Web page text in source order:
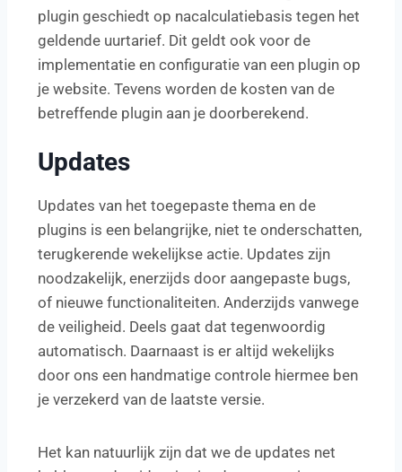
plugin geschiedt op nacalculatiebasis tegen het
geldende uurtarief. Dit geldt ook voor de
implementatie en configuratie van een plugin op
je website. Tevens worden de kosten van de
betreffende plugin aan je doorberekend.
Updates
Updates van het toegepaste thema en de
plugins is een belangrijke, niet te onderschatten,
terugkerende wekelijkse actie. Updates zijn
noodzakelijk, enerzijds door aangepaste bugs,
of nieuwe functionaliteiten. Anderzijds vanwege
de veiligheid. Deels gaat dat tegenwoordig
automatisch. Daarnaast is er altijd wekelijks
door ons een handmatige controle hiermee ben
je verzekerd van de laatste versie.
Het kan natuurlijk zijn dat we de updates net